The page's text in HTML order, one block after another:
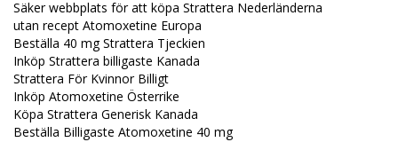
Säker webbplats för att köpa Strattera Nederländerna
utan recept Atomoxetine Europa
Beställa 40 mg Strattera Tjeckien
Inköp Strattera billigaste Kanada
Strattera För Kvinnor Billigt
Inköp Atomoxetine Österrike
Köpa Strattera Generisk Kanada
Beställa Billigaste Atomoxetine 40 mg